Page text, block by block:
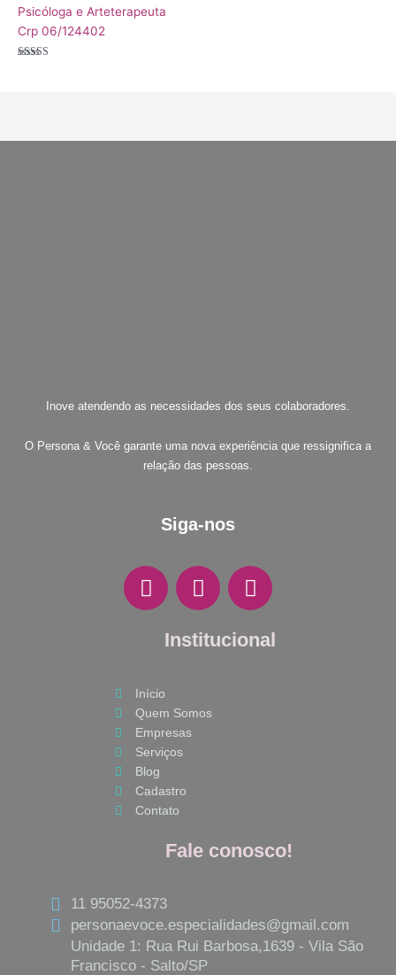
Psicóloga e Arteterapeuta
Crp 06/124402
Inove atendendo as necessidades dos seus colaboradores.
O Persona & Você garante uma nova experiência que ressignifica a
relação das pessoas.
Siga-nos
F
a
o
o
k
I
n
t
r
W
h
t
Institucional
Início
Quem Somos
Empresas
Serviços
Blog
Cadastro
Contato
Fale conosco!
11 95052-4373
personaevoce.especialidades@gmail.com
Unidade 1: Rua Rui Barbosa,1639 - Vila São
Francisco - Salto/SP